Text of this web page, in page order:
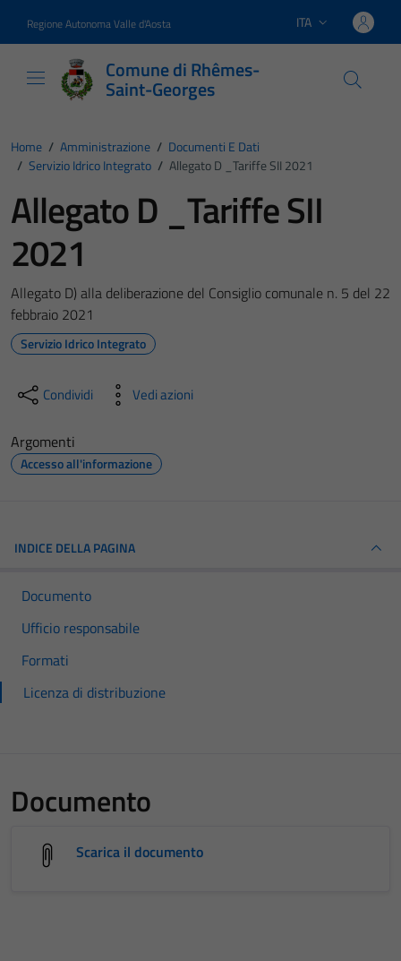
Regione Autonoma Valle d'Aosta Lingua attiva:
ITA
Comune di Rhêmes-
Saint-Georges
Home / Amministrazione / Documenti E Dati
/ Servizio Idrico Integrato / Allegato D _Tariffe SII 2021
Allegato D _Tariffe SII
2021
Allegato D) alla deliberazione del Consiglio comunale n. 5 del 22
febbraio 2021
Servizio Idrico Integrato
Condividi Vedi azioni
Argomenti
Accesso all'informazione
INDICE DELLA PAGINA
Documento
Ufficio responsabile
Formati
Licenza di distribuzione
Documento
Scarica il documento